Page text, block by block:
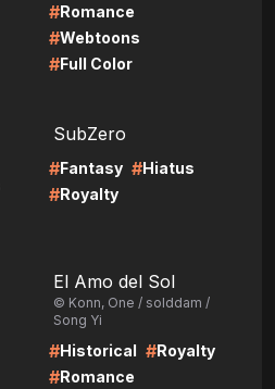
#Romance
#Webtoons
#Full Color
SubZero
#Fantasy #Hiatus
#Royalty
El Amo del Sol
© Konn, One / solddam /
Song Yi
#Historical #Royalty
#Romance